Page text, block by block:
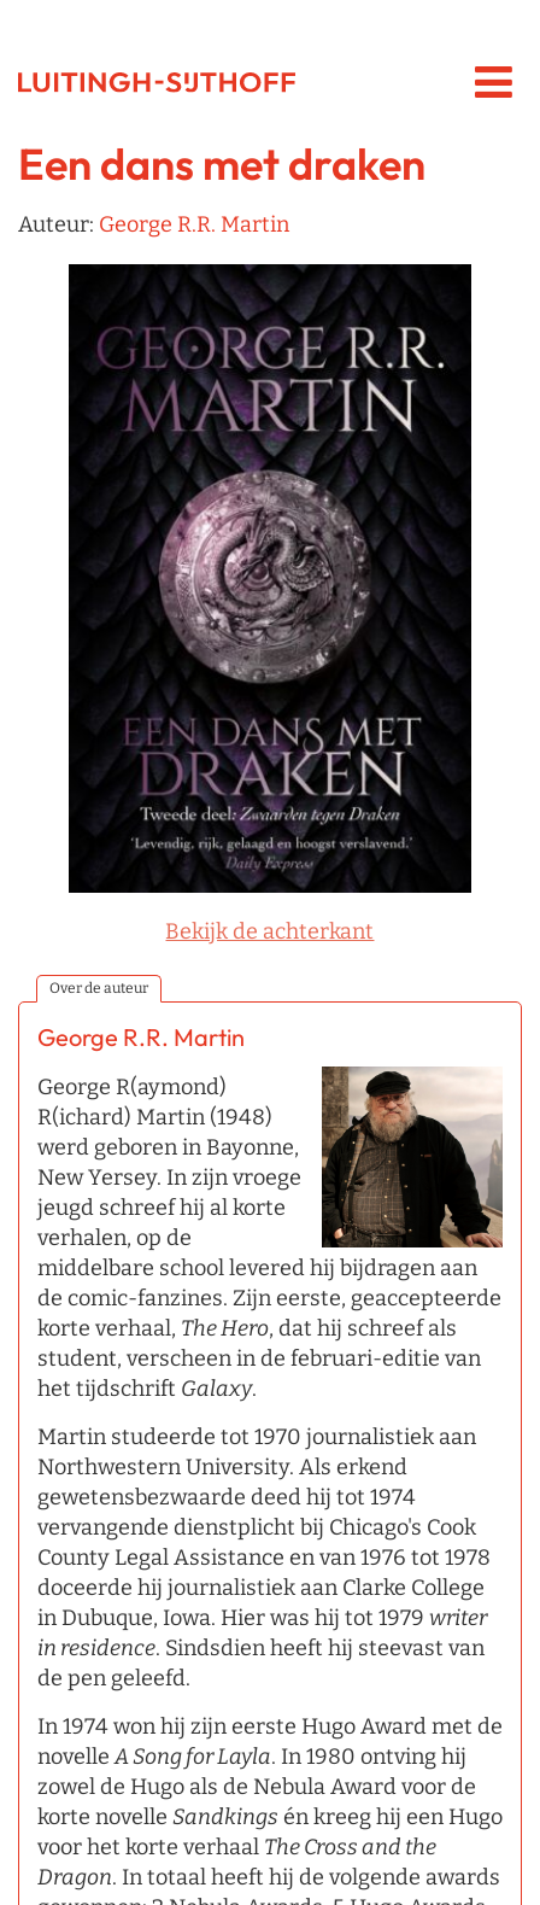
Een dans met draken
Auteur: George R.R. Martin
Bekijk de achterkant
Over de auteur
George R.R. Martin
George R(aymond)
R(ichard) Martin (1948)
werd geboren in Bayonne,
New Yersey. In zijn vroege
jeugd schreef hij al korte
verhalen, op de
middelbare school levered hij bijdragen aan
de comic-fanzines. Zijn eerste, geaccepteerde
korte verhaal, The Hero, dat hij schreef als
student, verscheen in de februari-editie van
het tijdschrift Galaxy.
Martin studeerde tot 1970 journalistiek aan
Northwestern University. Als erkend
gewetensbezwaarde deed hij tot 1974
vervangende dienstplicht bij Chicago's Cook
County Legal Assistance en van 1976 tot 1978
doceerde hij journalistiek aan Clarke College
in Dubuque, Iowa. Hier was hij tot 1979 writer
in residence. Sindsdien heeft hij steevast van
de pen geleefd.
In 1974 won hij zijn eerste Hugo Award met de
novelleA Song for Layla. In 1980 ontving hij
zowel de Hugo als de Nebula Award voor de
korte novelle Sandkings én kreeg hij een Hugo
voor het korte verhaal The Cross and the
Dragon. In totaal heeft hij de volgende awards